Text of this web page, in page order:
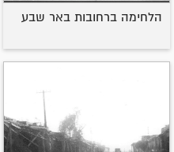
הלחימה ברחובות באר שבע